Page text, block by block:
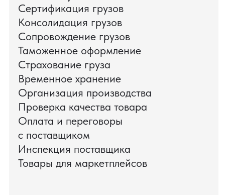
ПАО «Ростелеком» доверяет нам полный
цикл международных поставок — от
поиска и проверки поставщиков до
доставки оборудования.
Мы обеспечили полный цикл работ:
проверку продукции, логистику,
таможенное оформление и контроль
сроков. В результате все товары были
доставлены точно в срок и без
дополнительных рисков.
PRO TORG — проверенный партнёр по
международной логистике для ведущих
федеральных компаний.
Оставить заявку